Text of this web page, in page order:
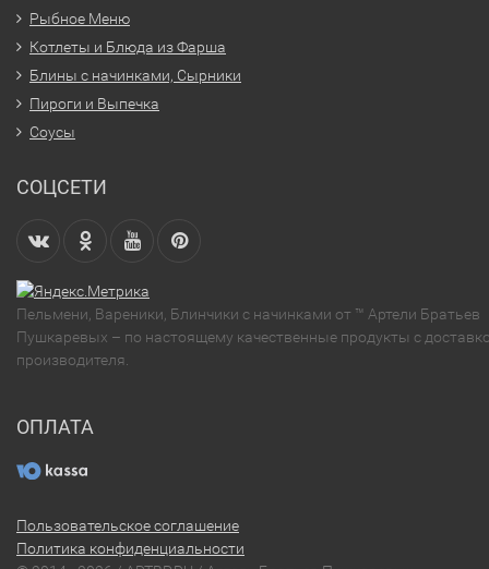
Рыбное Меню
Котлеты и Блюда из Фарша
Блины с начинками, Сырники
Пироги и Выпечка
Соусы
СОЦСЕТИ
Пельмени, Вареники, Блинчики с начинками от ™ Артели Братьев
Пушкаревых – по настоящему качественные продукты с
производителя.
ОПЛАТА
Пользовательское соглашение
Политика конфиденциальности